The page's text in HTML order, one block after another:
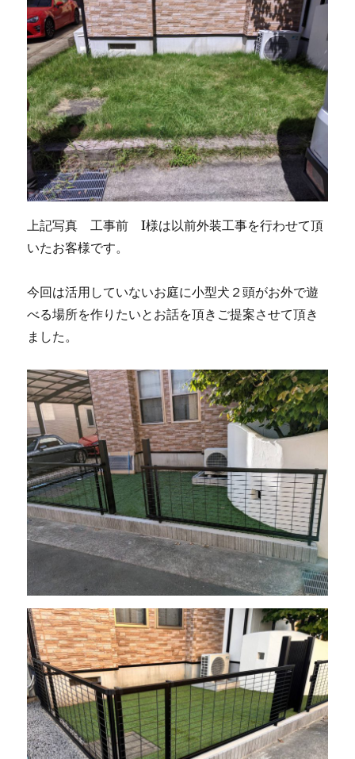
上記写真 工事前 I様は以前外装工事を行わせて頂
いたお客様です。
今回は活用していないお庭に小型犬２頭がお外で遊
べる場所を作りたいとお話を頂きご提案させて頂き
ました。